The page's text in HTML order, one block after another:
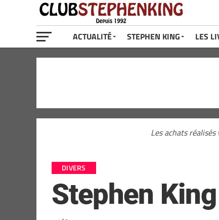
ACTUALITÉ STEPHEN KING LES
Les achats
DIVERS
Stephen